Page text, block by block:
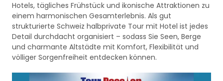
Hotels, tägliches Frühstück und ikonische Attraktionen zu
einem harmonischen Gesamterlebnis. Als gut
strukturierte Schweiz halbprivate Tour mit Hotel ist jedes
Detail durchdacht organisiert – sodass Sie Seen, Berge
und charmante Altstädte mit Komfort, Flexibilität und
völliger Sorgenfreiheit entdecken können.